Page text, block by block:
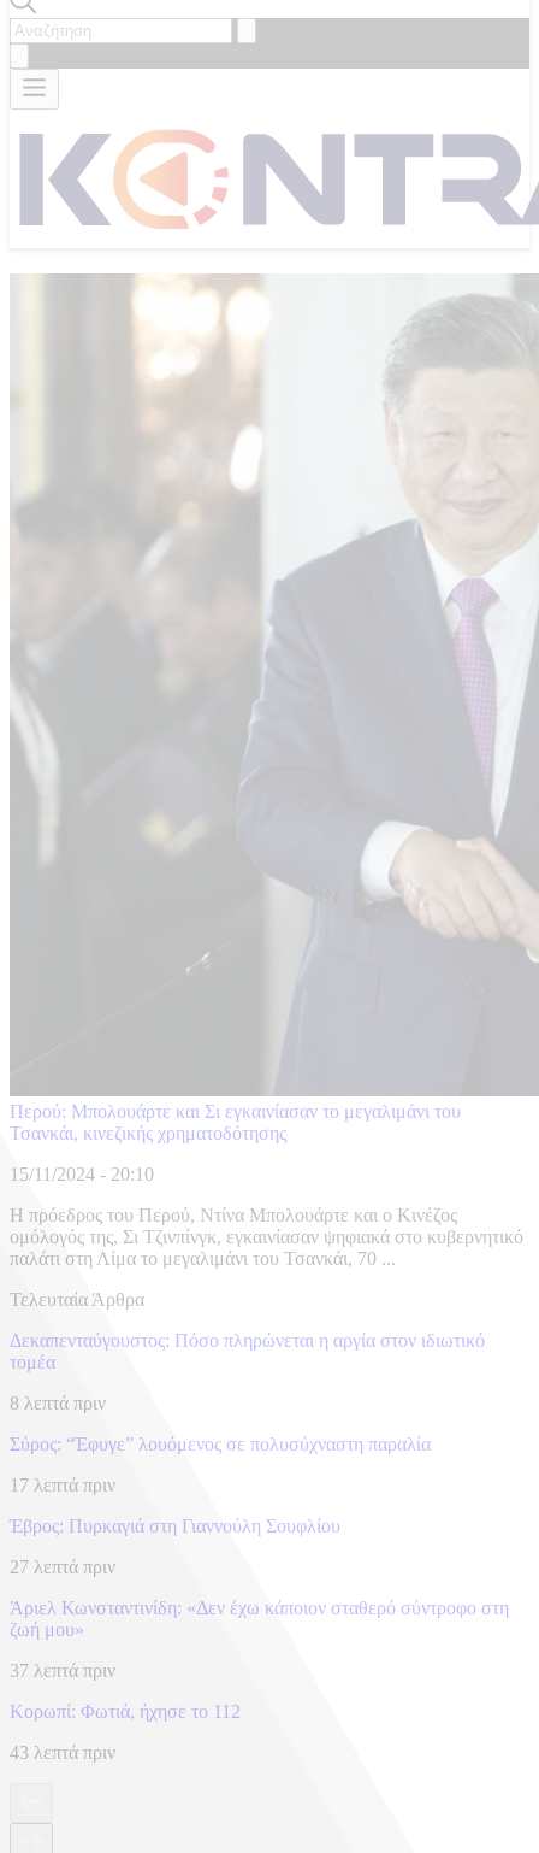
Περού: Μπολουάρτε και Σι εγκαινίασαν το μεγαλιμάνι του
Τσανκάι, κινεζικής χρηματοδότησης
15/11/2024 - 20:10
Η πρόεδρος του Περού, Ντίνα Μπολουάρτε και ο Κινέζος
ομόλογός της, Σι Τζινπίνγκ, εγκαινίασαν ψηφιακά στο κυβερνητικό
παλάτι στη Λίμα το μεγαλιμάνι του Τσανκάι, 70 ...
Τελευταία Άρθρα
Δεκαπενταύγουστος: Πόσο πληρώνεται η αργία στον ιδιωτικό
τομέα
8 λεπτά πριν
Σύρος: “Έφυγε” λουόμενος σε πολυσύχναστη παραλία
17 λεπτά πριν
Έβρος: Πυρκαγιά στη Γιαννούλη Σουφλίου
27 λεπτά πριν
Άριελ Κωνσταντινίδη: «Δεν έχω κάποιον σταθερό σύντροφο στη
ζωή μου»
37 λεπτά πριν
Κορωπί: Φωτιά, ήχησε το 112
43 λεπτά πριν